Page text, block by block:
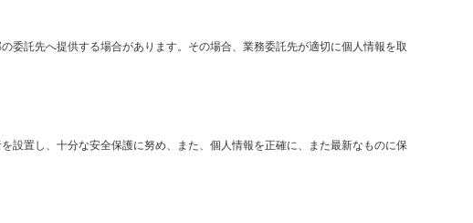
委託先へ提供する場合があります。その場合、業務委託先が適切に個人情報を取
設置し、十分な安全保護に努め、また、個人情報を正確に、また最新なものに保